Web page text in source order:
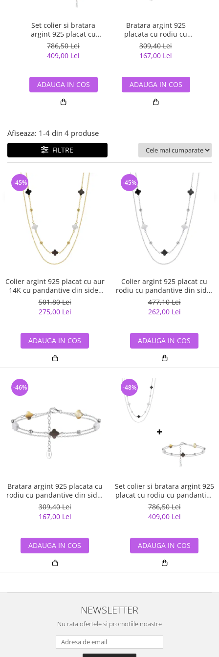
Bijuterii argint placat cu aur
Bijuterii argint cu diverse
Bijuterii gotice si rock
Bijuterii Handmade
Bijuterii fantezie
Bijuterii tungsten
Solutii si lavete de curatare
bijuterii argint
Set colier si bratara
argint 925 placat cu
rodiu cu pandantive din
sidef Trifoi cu Patru Foi
786,50 Lei
409,00 Lei
ADAUGA IN COS
Bratara argint 925
placata cu rodiu cu
pandantive din sidef
Trifoi cu Patru Foi
309,40 Lei
167,00 Lei
ADAUGA IN COS
Afiseaza: 1-4 din 4 produse
FILTRE
Colier argint 925 placat cu aur
14K cu pandantive din sidef
Trifoi cu Patru Foi
501,80 Lei
275,00 Lei
-45%
ADAUGA IN COS
Colier argint 925 placat cu
rodiu cu pandantive din sidef
Trifoi cu Patru Foi
477,10 Lei
262,00 Lei
-45%
ADAUGA IN COS
Bratara argint 925 placata cu
rodiu cu pandantive din sidef
Trifoi cu Patru Foi
309,40 Lei
167,00 Lei
-46%
ADAUGA IN COS
Set colier si bratara argint 925
placat cu rodiu cu pandantive
din sidef Trifoi cu Patru Foi
786,50 Lei
409,00 Lei
-48%
ADAUGA IN COS
NEWSLETTER
Nu rata ofertele si promotiile noastre